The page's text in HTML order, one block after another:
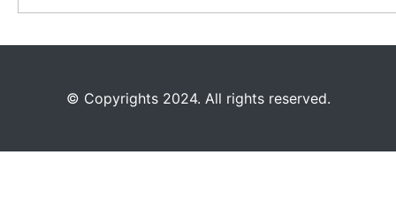
©️ Copyrights 2024. All rights reserved.